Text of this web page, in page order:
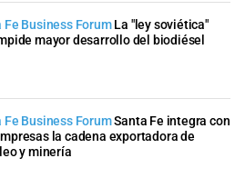
Fe Business Forum La "ley soviética"
mayor desarrollo del biodiésel
Fe Business ForumSanta Fe integra con
la cadena exportadora de
y minería